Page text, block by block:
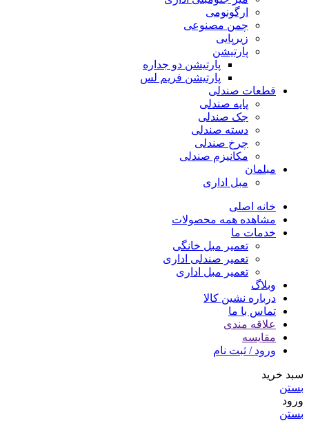
ارگونومی
چمن مصنوعی
زیرپایی
پارتیشن
پارتیشن دو جداره
پارتیشن فریم لس
قطعات صندلی
پایه صندلی
جک صندلی
دسته صندلی
چرخ صندلی
مکانیزم صندلی
مبلمان
مبل اداری
خانه اصلی
مشاهده همه محصولات
خدمات ما
تعمیر مبل خانگی
تعمیر صندلی اداری
تعمیر مبل اداری
وبلاگ
درباره نشین کالا
تماس با ما
علاقه مندی
مقایسه
ورود / ثبت نام
سبد خرید
بستن
ورود
بستن